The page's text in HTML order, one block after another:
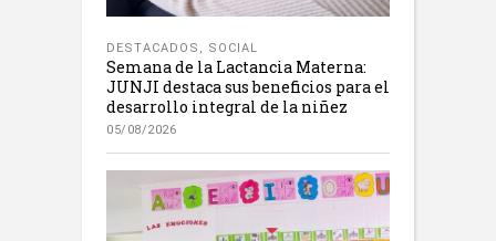
DESTACADOS , SOCIAL
Semana de la Lactancia Materna:
JUNJI destaca sus beneficios para el
desarrollo integral de la niñez
05/08/2026